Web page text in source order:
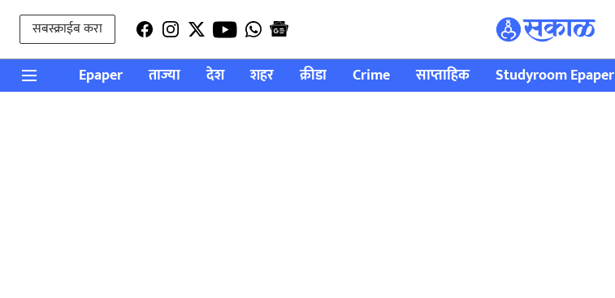
सबस्क्राईब करा
Epaper ताज्या देश शहर क्रीडा Crime साप्ताहिक Studyroom Epaper